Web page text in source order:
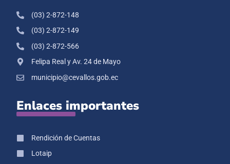
(03) 2-872-148
(03) 2-872-149
(03) 2-872-566
Felipa Real y Av. 24 de Mayo
municipio@cevallos.gob.ec
Enlaces importantes
Rendición de Cuentas
Lotaip